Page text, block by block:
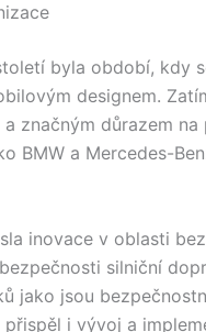
byla období, kdy
designem.
značným důrazem
BMW a Mercedes-
inovace v oblasti
silniční
jako jsou
i vývoj a